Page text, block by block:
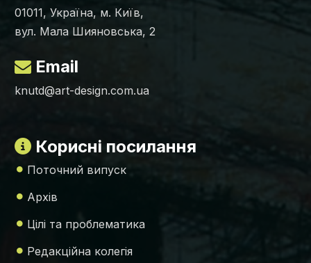
01011, Україна, м. Київ,
вул. Мала Шияновська, 2
Email
knutd@art-design.com.ua
Корисні посилання
Поточний випуск
Архів
Цілі та проблематика
Редакційна колегія